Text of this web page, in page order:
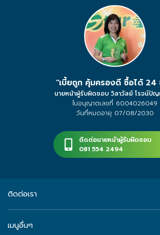
"เบี้ยถูก คุ้มครองดี ซื้อได้ 24
นายหน้าผู้รับผิดชอบ วิลาวัลย์ โรจน์ปั
ใบอนุญาตเลขที่ 6004026049
วันที่หมดอายุ 07/08/2030
ติดต่อนายหน้าผู้รับผิดชอบ
081 554 2494
ติดต่อเรา
เมนูอื่นๆ